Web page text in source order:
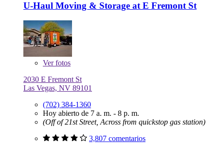
U-Haul Moving & Storage at E Fremont St
Verfotos
2030 E Fremont St
Las Vegas, NV 89101
(702) 384-1360
Hoy abierto de 7 a. m. - 8 p. m.
(Off of 21st Street, Across from quickstop gas station)
3,807 comentarios